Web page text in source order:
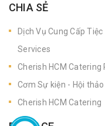
CHIA SẺ
Dịch Vụ Cung Cấp
Services
Cherish HCM Catering
Cơm Sự kiện - Hội
Cherish HCM Catering